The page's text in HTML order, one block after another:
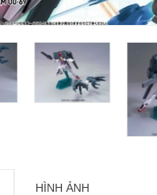
HÌNH ẢNH